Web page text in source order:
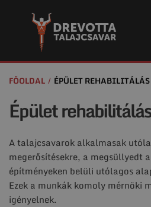
FŐOLDAL ÉPÜLET REHABILITÁLÁS
Épület rehabilitálás
A talajcsavarok alkalmasak
megerősítésekre, a megsüllyedt
építményeken belüli utólagos
Ezek a munkák komoly mérnöki
igényelnek.